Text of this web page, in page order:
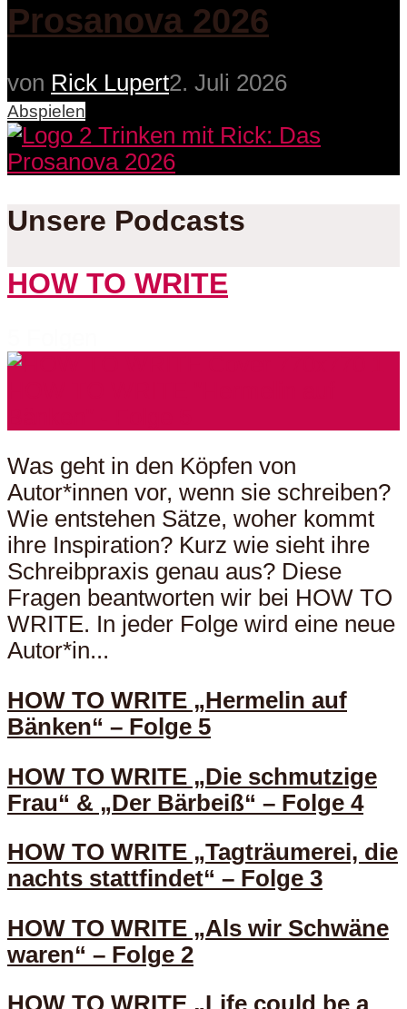
Prosanova 2026
von Rick Lupert2. Juli 2026
Abspielen
Unsere Podcasts
HOW TO WRITE
Was geht in den Köpfen von
Autor*innen vor, wenn sie schreiben?
Wie entstehen Sätze, woher kommt
ihre Inspiration? Kurz wie sieht ihre
Schreibpraxis genau aus? Diese
Fragen beantworten wir bei HOW TO
WRITE. In jeder Folge wird eine neue
Autor*in...
HOW TO WRITE „Hermelin auf
Bänken“ – Folge 5
HOW TO WRITE „Die schmutzige
Frau“ & „Der Bärbeiß“ – Folge 4
HOW TO WRITE „Tagträumerei, die
nachts stattfindet“ – Folge 3
HOW TO WRITE „Als wir Schwäne
waren“ – Folge 2